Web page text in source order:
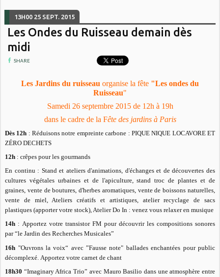
13H00 25 SEPT. 2015
Les Ondes du Ruisseau demain dès
midi
SHARE
Les Jardins du ruisseau organise la fête "Les ondes du
Ruisseau"
Samedi 26 septembre 2015 de 12h à 19h
dans le cadre de la Fête des jardins à Paris
Dès 12h : Réduisons notre empreinte carbone : PIQUE NIQUE LOCAVORE ET
ZÉRO DECHETS
12h : crêpes pour les gourmands
En continu : Stand et ateliers d'animations, d'échanges et de découvertes des
cultures végétales urbaines et de l'apiculture, stand troc de plantes et de
graines, vente de boutures, d'herbes aromatiques, vente de boissons naturelles,
vente de miel, Ateliers créatifs et artistiques, atelier recyclage de sacs
plastiques (apporter votre stock), Atelier Do In : venez vous relaxer en musique
14h : Apportez votre transistor FM pour découvrir les compositions sonores
par “le Jardin des Recherches Musicales”
16h "Ouvrons la voix“ avec ”Fausse note" ballades enchantées pour public
décomplexé. Apportez votre carnet de chant
18h30 “Imaginary Africa Trio” avec Mauro Basilio dans une atmosphère entre